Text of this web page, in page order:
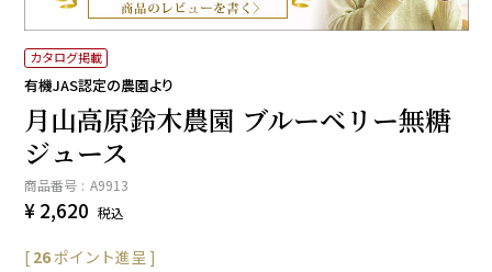
カタログ掲載
有機JAS認定の農園より
月山高原鈴木農園 ブルーベリー無糖
ジュース
商品番号 A9913
¥ 2,620 税込
[ 26ポイント進呈 ]